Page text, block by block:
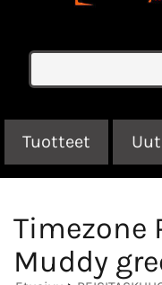
Tuotteet
Timezone
Muddy